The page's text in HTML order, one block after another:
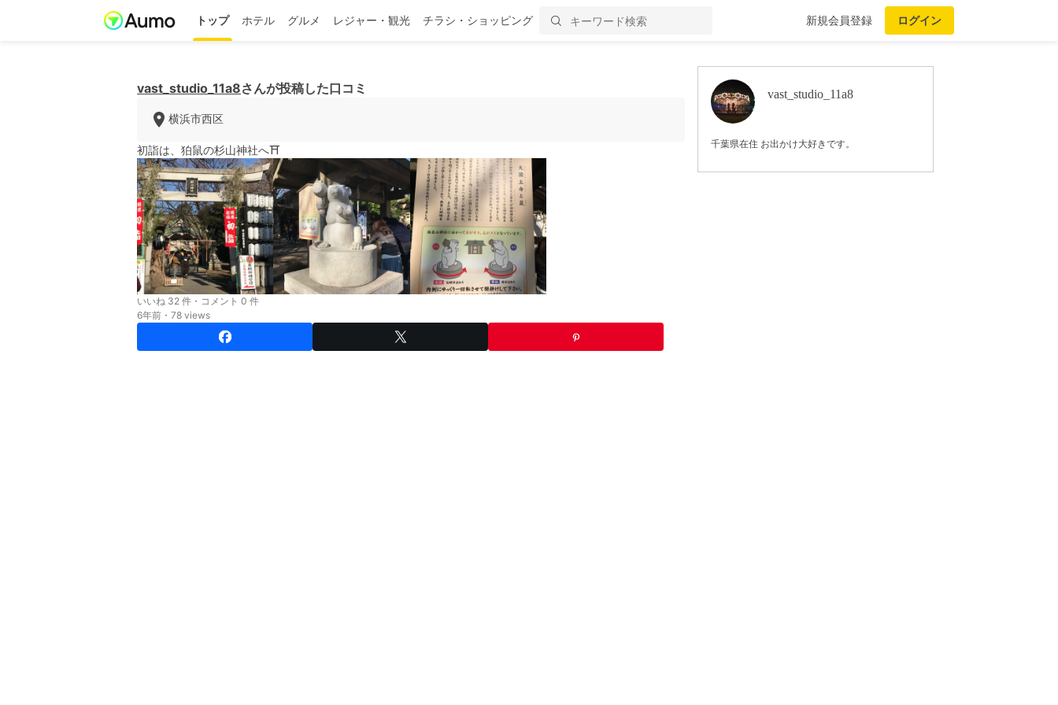
トップ ホテル グルメ レジャー・観光 チラシ・ショッピング 新規会員登録 ログイン
vast_studio_11a8さんが投稿した口コミ
横浜市西区
初詣は、狛鼠の杉山神社へ⛩
いいね 32 件・コメント 0 件
6年前・78 views
vast_studio_11a8
千葉県在住 お出かけ大好きです。